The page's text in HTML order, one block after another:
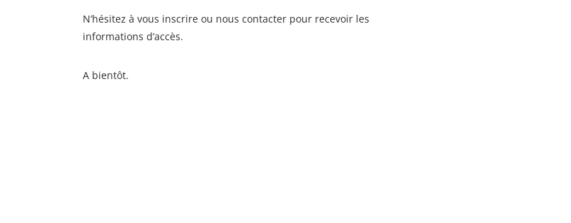
N’hésitez à vous inscrire ou nous contacter pour recevoir les
informations d’accès.
A bientôt.